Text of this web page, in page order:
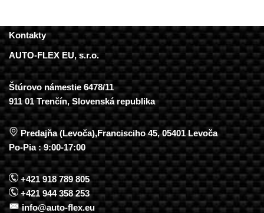
Kontakty
AUTO-FLEX EU, s.r.o.
Štúrovo námestie 6478/11
911 01 Trenčín, Slovenská republika
Predajňa (Levoča),Francisciho 45, 05401 Levoča
Po-Pia : 9:00-17:00
+421 918 789 805
+421 944 358 253
info@auto-flex.eu